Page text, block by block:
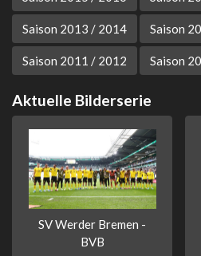
Saison 2013 / 2014 Saison
Saison 2011 / 2012 Saison
Aktuelle Bilderserie
SV Werder Bremen -
BVB